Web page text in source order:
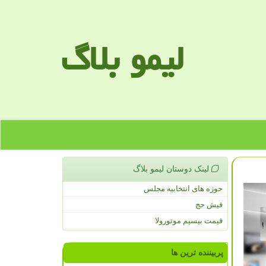
لیمو بلاگ
لینک دوستان لیمو بلاگ
حوزه های انتخابیه مجلس
فیش حج
قیمت بیسیم موتورولا
پربیننده ترین ها